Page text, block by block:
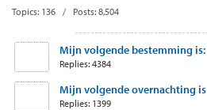
Topics: 136 / Posts: 8,504
Mijn volgende bestemming is:
Replies: 4384
Mijn volgende overnachting is
Replies: 1399